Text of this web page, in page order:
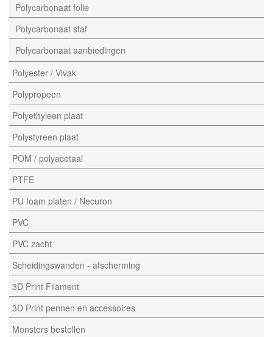
Polycarbonaat folie
Polycarbonaat staf
Polycarbonaat aanbiedingen
Polyester / Vivak
Polypropeen
Polyethyleen plaat
Polystyreen plaat
POM / polyacetaal
PTFE
PU foam platen / Necuron
PVC
PVC zacht
Scheidingswanden - afscherming
3D Print Filament
3D Print pennen en accessoires
Monsters bestellen